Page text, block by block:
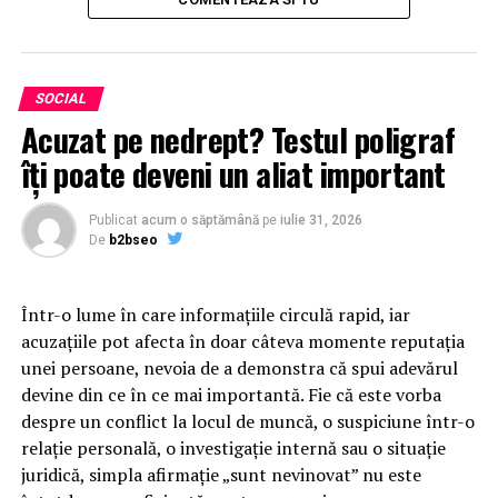
care drenază nutrienții și
împiedică creșterea
legumelor tale din seră.
Pe măsură ce se hrănesc, creează un aspect pătat și
decolorat care reduce eficiența fotosintezei, afectând
direct recolta și calitatea legumelor tale. În timp,
frunzele infestatate pot să se răsucească, să se usuce și
să cadă, lăsând culturile tale vulnerabile la alte boli.
Dacă nu acționezi devreme, daunele extinse pot duce la
recolte mai mici și chiar la moartea plantelor. Vrei ca
sera ta să prospere, așa că inspectează regulat plantele
pentru semne de activitate a acarienilor. Fitomag are
insecticide pentru acarieni (paianjeni de plante).
Capturarea infestărilor devreme îți permite să
aplicitratamente țintite, să-ți protejezi legumele și să
SOCIAL
Acuzat pe nedrept? Testul poligraf
îţi poate deveni un aliat important
Publicat acum o săptămână pe iulie 31, 2026
De b2bseo
Într-o lume în care informațiile circulă rapid, iar
acuzațiile pot afecta în doar câteva momente reputația
unei persoane, nevoia de a demonstra că spui adevărul
devine din ce în ce mai importantă. Fie că este vorba
despre un conflict la locul de muncă, o suspiciune într-o
relație personală, o investigație internă sau o situație
juridică, simpla afirmație „sunt nevinovat” nu este